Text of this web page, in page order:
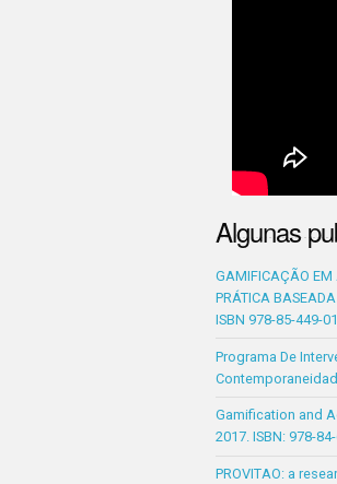
Algunas
GAMIFICAÇÃO EM
PRÁTICA
ISBN 978-85-449-
Programa De
Gamification and
2017. ISBN: 978-
PROVITAO: a